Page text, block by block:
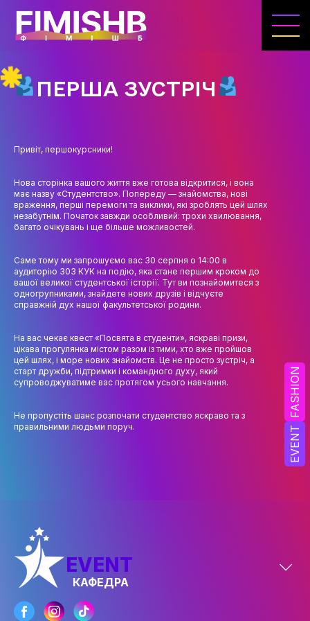
EVENT
FASHION
ГОЛОВНА
ІНДУСТРІЇ ДОЗВІЛЛЯ
ОСВІТНЯ ДІЯЛЬНІСТЬ
ОСВІТНІ ПРОГРАМИ
ПРАКТИКА
СИЛАБУСИ
НАУКА
НАПРЯМИ ДОСЛІДЖЕНЬ
ВИДАВНИЧА ДІЯЛЬНІСТЬ
КОНФЕРЕНЦІЇ, СЕМІНАРИ
ЯКІСТЬ ОСВІТИ
КАФЕДРА ФЕШН ТА ШОУ-БІЗНЕСУ
МЕТА, ЗАВДАННЯ ТА ІСТОРІЯ КАФЕДРИ
ВИКЛАДАЦЬКИЙ СКЛАД
ПЕРША ЗУСТРІЧ
Привіт, першокурсники!
Нова сторінка вашого життя вже готова відкритися, і вона
має назву «Студентство». Попереду — знайомства, нові
враження, перші перемоги та виклики, які зроблять цей шлях
незабутнім. Початок завжди особливий: трохи хвилювання,
багато очікувань і ще більше можливостей.
Саме тому ми запрошуємо вас 30 серпня о 14:00 в
аудиторію 303 КУК на подію, яка стане першим кроком до
вашої великої студентської історії. Тут ви познайомитеся з
одногрупниками, знайдете нових друзів і відчуєте
справжній дух нашої факультетської родини.
На вас чекає квест «Посвята в студенти», яскраві призи,
цікава прогулянка містом разом із тими, хто вже пройшов
цей шлях, і море нових знайомств. Це не просто зустріч, а
старт дружби, підтримки і командного духу, який
супроводжуватиме вас протягом усього навчання.
Не пропустіть шанс розпочати студентство яскраво та з
правильними людьми поруч.
EVENT
КАФЕДРА